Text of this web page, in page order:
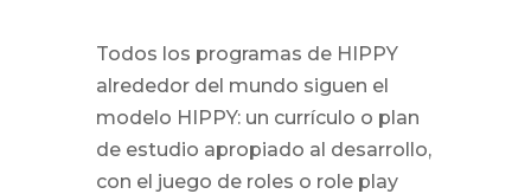
Todos los programas de HIPPY
alrededor del mundo siguen el
modelo HIPPY: un currículo o plan
de estudio apropiado al desarrollo,
con el juego de roles o role play